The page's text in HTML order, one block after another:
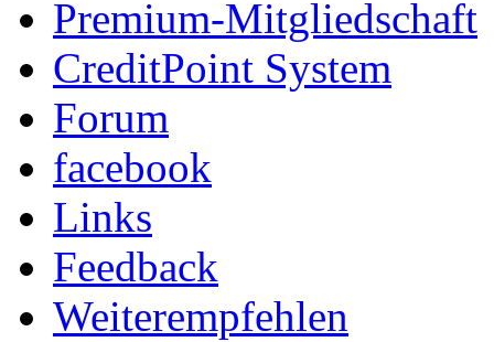
Premium-Mitgliedschaft
CreditPoint System
Forum
facebook
Links
Feedback
Weiterempfehlen